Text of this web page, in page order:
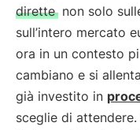
dirette non solo
sull’intero mercato
ora in un contesto
cambiano e si
già investito in
sceglie di